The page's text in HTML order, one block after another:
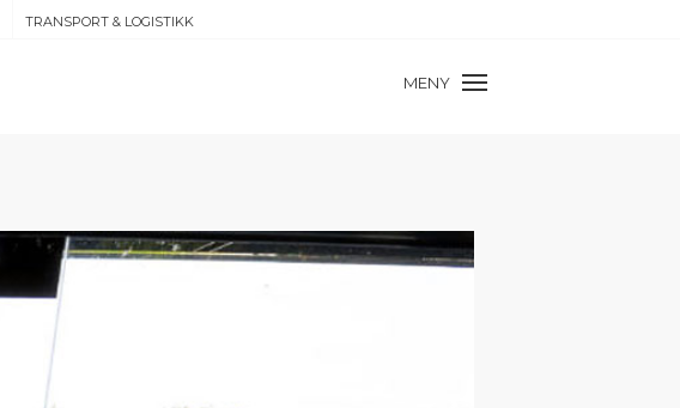
TRANSPORT & LOGISTIKK
MENY